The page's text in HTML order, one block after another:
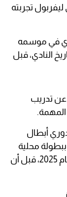
ليفربول تجربته
في موسمه
وهو اللقب رقم 20 في تاريخ النادي، قبل
عن تدريب
أبطال
70 عامًا للتتويج ببطولة محلية
كبرى بعدما حصد كأس الرابطة الإنجليزية عام 2025، قبل أن